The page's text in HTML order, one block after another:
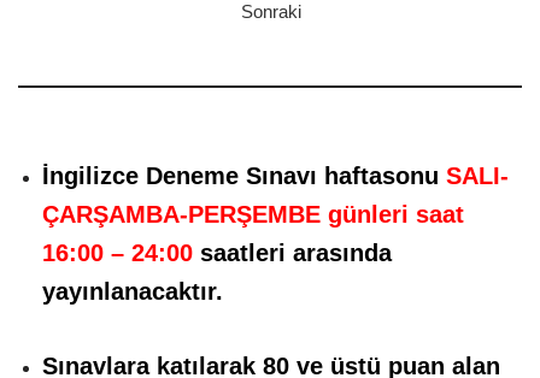
Sonraki
İngilizce Deneme Sınavı haftasonu SALI-
ÇARŞAMBA-PERŞEMBE günleri saat
16:00 – 24:00 saatleri arasında
yayınlanacaktır.
Sınavlara katılarak 80 ve üstü puan alan